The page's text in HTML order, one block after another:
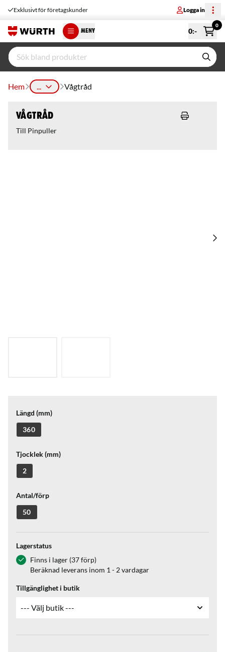
Exklusivt för företagskunder Logga in
MENY 0:-
0
Hem ... Vågtråd
Vågtråd
Till Pinpuller
Längd (mm)
360
Tjocklek (mm)
2
Antal/förp
50
Lagerstatus
Finns i lager (37 förp)
Beräknad leverans inom 1 - 2 vardagar
Tillgänglighet i butik